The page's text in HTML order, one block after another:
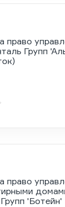
право
Групп
право
'Ботейн'